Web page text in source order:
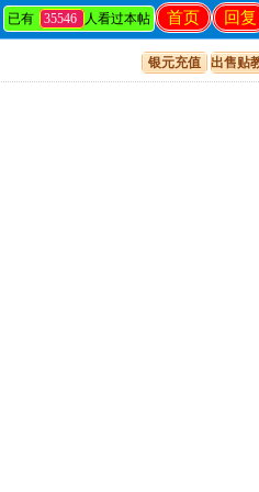
回复
首页
已有 35546 人看过本帖
银元充值 出售贴